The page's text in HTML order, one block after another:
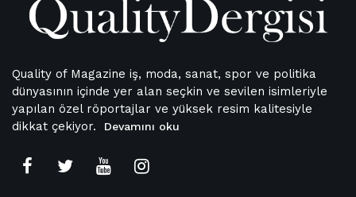
Quality of Magazine iş, moda, sanat, spor ve politika
dünyasının içinde yer alan seçkin ve sevilen isimleriyle
yapılan özel röportajlar ve yüksek resim kalitesiyle
dikkat çekiyor.
Devamını oku